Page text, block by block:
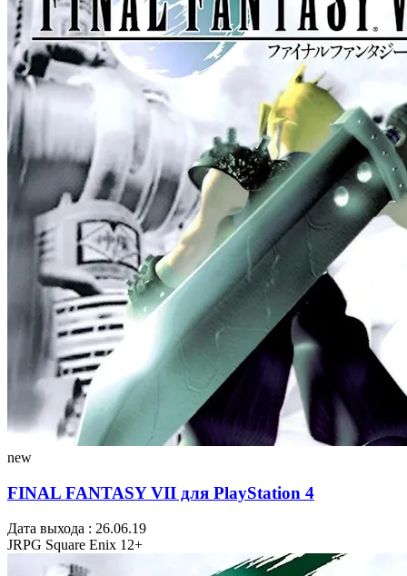
new
FINAL FANTASY VII для PlayStation 4
Дата выхода : 26.06.19
JRPG Square Enix 12+